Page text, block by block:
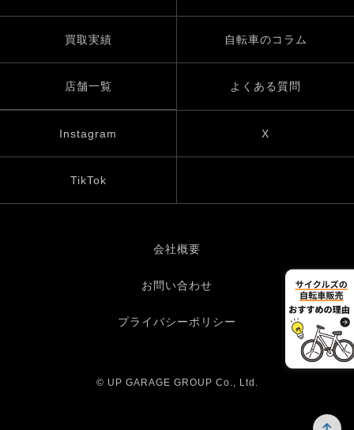
買取実績 自転車のコラム
店舗一覧 よくある質問
Instagram X
TikTok
会社概要
お問い合わせ
プライバシーポリシー
© UP GARAGE GROUP Co., Ltd.